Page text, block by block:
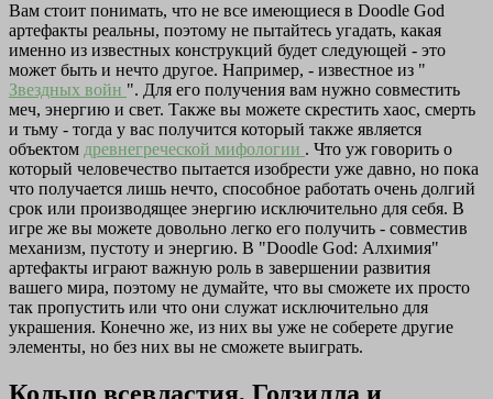
Вам стоит понимать, что не все имеющиеся в Doodle God
артефакты реальны, поэтому не пытайтесь угадать, какая
именно из известных конструкций будет следующей - это
может быть и нечто другое. Например, - известное из "
Звездных войн ". Для его получения вам нужно совместить
меч, энергию и свет. Также вы можете скрестить хаос, смерть
и тьму - тогда у вас получится который также является
объектом древнегреческой мифологии . Что уж говорить о
который человечество пытается изобрести уже давно, но пока
что получается лишь нечто, способное работать очень долгий
срок или производящее энергию исключительно для себя. В
игре же вы можете довольно легко его получить - совместив
механизм, пустоту и энергию. В "Doodle God: Алхимия"
артефакты играют важную роль в завершении развития
вашего мира, поэтому не думайте, что вы сможете их просто
так пропустить или что они служат исключительно для
украшения. Конечно же, из них вы уже не соберете другие
элементы, но без них вы не сможете выиграть.